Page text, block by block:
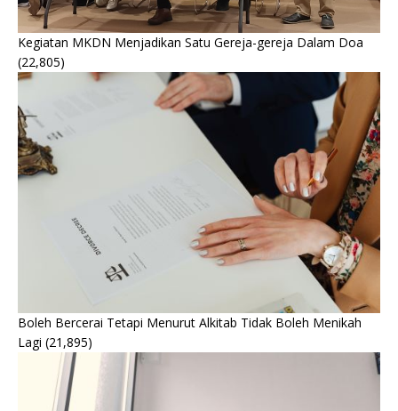
Kegiatan MKDN Menjadikan Satu Gereja-gereja Dalam Doa
(22,805)
Boleh Bercerai Tetapi Menurut Alkitab Tidak Boleh Menikah
Lagi (21,895)